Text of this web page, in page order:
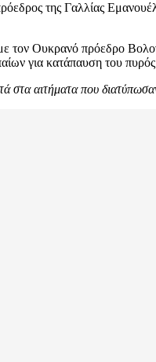
της Γαλλίας
Ουκρανό πρόεδρο
για κατάπαυση του
στα αιτήματα που